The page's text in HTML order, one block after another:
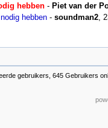
hebben - Piet van der
hebben - soundman2,
gebruikers, 645 Gebruikers